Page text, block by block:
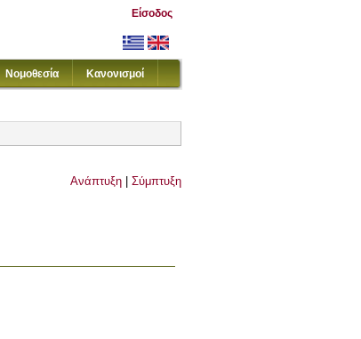
Είσοδος
Νομοθεσία Κανονισμοί
Ανάπτυξη Σύμπτυξη